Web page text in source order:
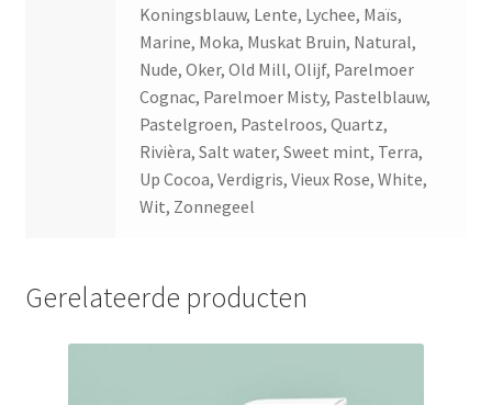
Koningsblauw, Lente, Lychee, Maïs,
Marine, Moka, Muskat Bruin, Natural,
Nude, Oker, Old Mill, Olijf, Parelmoer
Cognac, Parelmoer Misty, Pastelblauw,
Pastelgroen, Pastelroos, Quartz,
Rivièra, Salt water, Sweet mint, Terra,
Up Cocoa, Verdigris, Vieux Rose, White,
Wit, Zonnegeel
Gerelateerde producten